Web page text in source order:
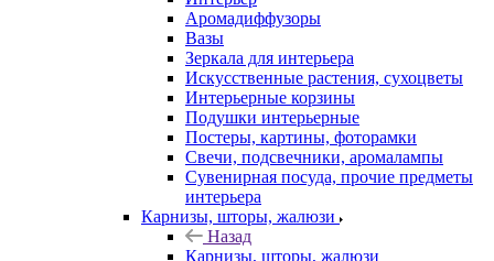
Аромадиффузоры
Вазы
Зеркала для интерьера
Искусственные растения, сухоцветы
Интерьерные корзины
Подушки интерьерные
Постеры, картины, фоторамки
Свечи, подсвечники, аромалампы
Сувенирная посуда, прочие предметы
интерьера
Карнизы, шторы, жалюзи
Назад
Карнизы, шторы, жалюзи